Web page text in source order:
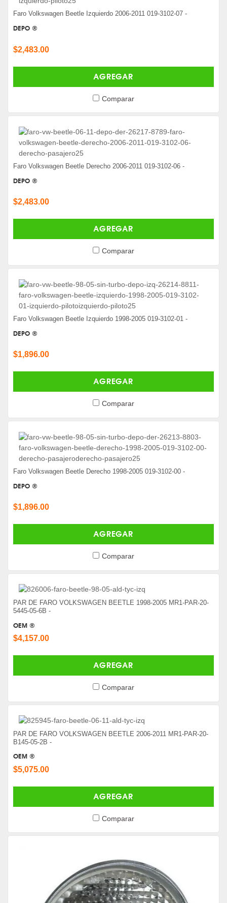
Faro Volkswagen Beetle Izquierdo 2006-2011 019-3102-07 -
DEPO ®
$2,483.00
AGREGAR
Comparar
Faro Volkswagen Beetle Derecho 2006-2011 019-3102-06 -
DEPO ®
$2,483.00
AGREGAR
Comparar
Faro Volkswagen Beetle Izquierdo 1998-2005 019-3102-01 -
DEPO ®
$1,896.00
AGREGAR
Comparar
Faro Volkswagen Beetle Derecho 1998-2005 019-3102-00 -
DEPO ®
$1,896.00
AGREGAR
Comparar
PAR DE FARO VOLKSWAGEN BEETLE 1998-2005 MR1-PAR-20-
5445-05-6B -
OEM ®
$4,157.00
AGREGAR
Comparar
PAR DE FARO VOLKSWAGEN BEETLE 2006-2011 MR1-PAR-20-
B145-05-2B -
OEM ®
$5,075.00
AGREGAR
Comparar